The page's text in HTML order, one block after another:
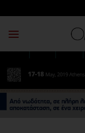
to
content